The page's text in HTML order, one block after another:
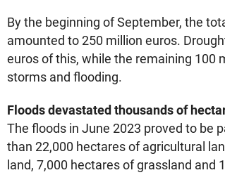
By the beginning of September, the
amounted to 250 million euros.
euros of this, while the remaining 100
storms and flooding.
Floods devastated thousands of
The floods in June 2023 proved to be
than 22,000 hectares of agricultural
land, 7,000 hectares of grassland